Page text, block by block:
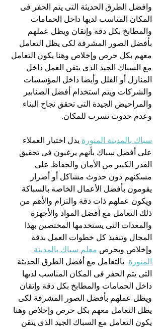
وافضل الطرق الحديثة التى يتم الحفر فى
المكان المناسب لديها داخل الحمامات
والمطابخ بكل دقة وإتقان ويظل عملهم
بأفضل الصور المشرفة لكى يظل التعامل
معهم بكل حرص وإخلاص وهنا يكون التعامل
مع السباك الجيد الذى يتقن العمل داخل
المنازل أو الفلل وأيضا داخل المؤسسات
والشركات ويتم استخدام أفضل الصنابير
والمراحيض الجيدة التى تحقق نجاح البناء
وعدم حدوث تسرب للمكان.
سباك بالمدينة المنورة يدل اختيار العملاء
على أفضل سباك بأنهم يرغبون فى تحقيق
القدر الكبير من الأمان والحفاظ على
مسكنهم دون حدوث مشاكل أو أضرار
يقومون بأفضل الأعمال الخاصة بالسباكة
ويكون عملهم ذات دقة والتزام والأهم من
ذلك التعامل مع أفضل المواد والأجهزة
والمعدات التى يستخدمها المختصين بهذا
المجال وتنفيذ كل خطوات العمل بدقة
وإخلاص ويحرص معلم سباك بالمدينة
المنورة
  بالتعامل مع أفضل الطرق الحديثة
التى يتم الحفر فى المكان المناسب لديها
داخل الحمامات والمطابخ بكل دقة وإتقان
ويظل عملهم بأفضل الصور المشرفة لكى
يظل التعامل معهم بكل حرص وإخلاص وهنا
يكون التعامل مع السباك الجيد الذى يتقن